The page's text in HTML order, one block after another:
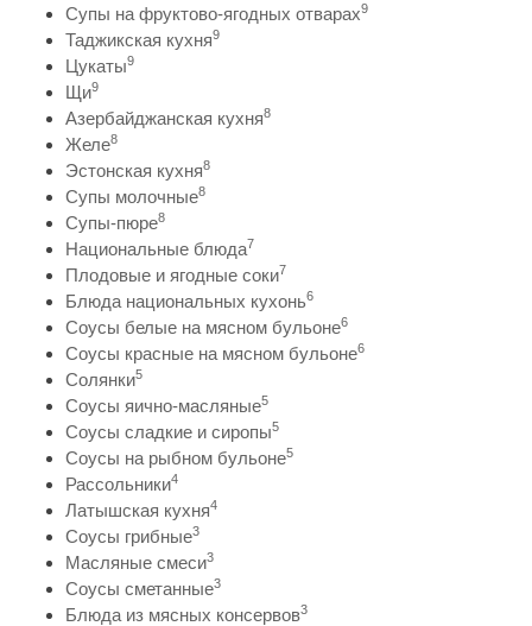
Супы на фруктово-ягодных отварах9
Таджикская кухня9
Цукаты9
Щи9
Азербайджанская кухня8
Желе8
Эстонская кухня8
Супы молочные8
Супы-пюре8
Национальные блюда7
Плодовые и ягодные соки7
Блюда национальных кухонь6
Соусы белые на мясном бульоне6
Соусы красные на мясном бульоне6
Солянки5
Соусы яично-масляные5
Соусы сладкие и сиропы5
Соусы на рыбном бульоне5
Рассольники4
Латышская кухня4
Соусы грибные3
Масляные смеси3
Соусы сметанные3
Блюда из мясных консервов3